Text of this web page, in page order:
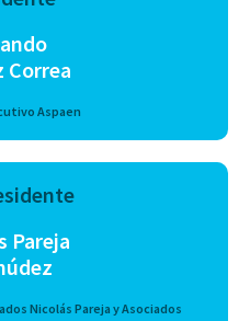
Correa
Aspaen
Pareja
Nicolás Pareja y Asociados